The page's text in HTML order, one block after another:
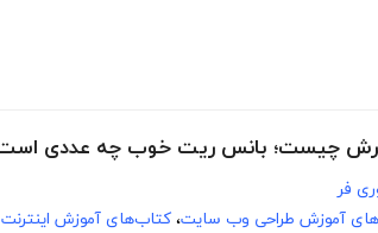
فر
آموزش طراحی وب سایت، کتاب‌های آموزش اینترنت